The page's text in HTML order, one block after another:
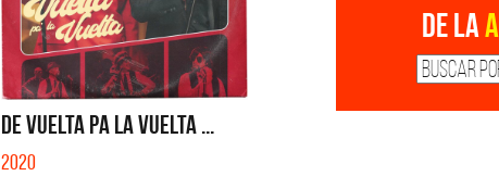
DE VUELTA PA LA VUELTA ...
2020
De laA